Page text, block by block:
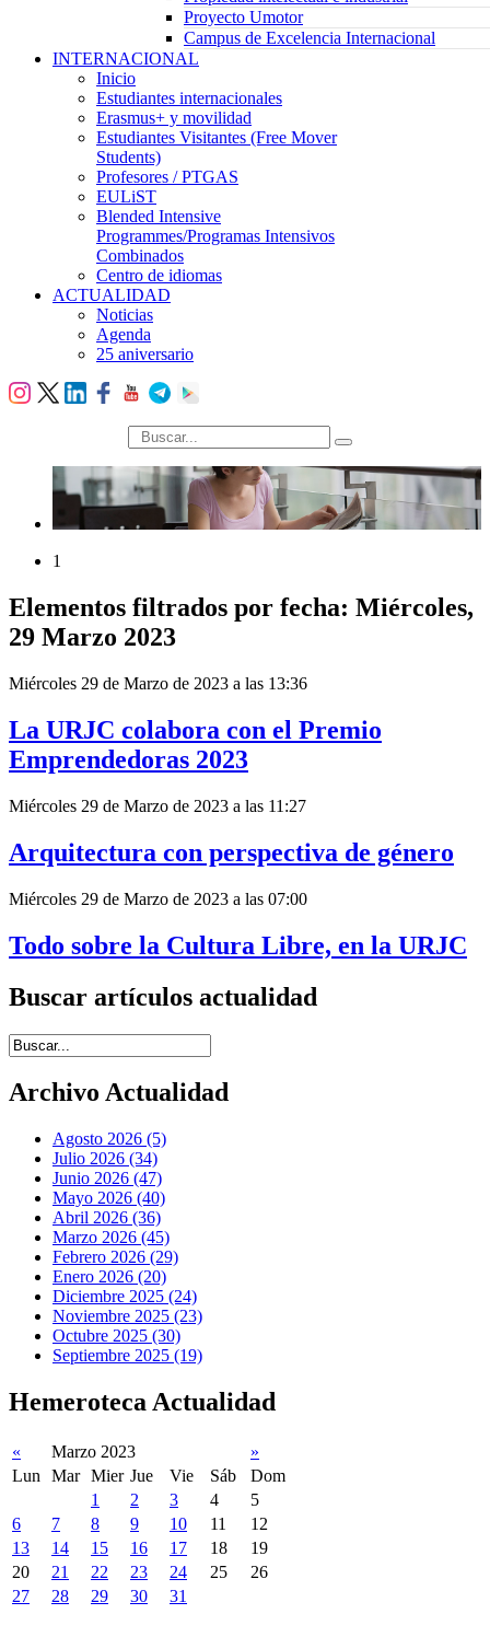
Proyecto Umotor
Campus de Excelencia Internacional
INTERNACIONAL
Inicio
Estudiantes internacionales
Erasmus+ y movilidad
Estudiantes Visitantes (Free Mover
Students)
Profesores / PTGAS
EULiST
Blended Intensive
Programmes/Programas Intensivos
Combinados
Centro de idiomas
ACTUALIDAD
Noticias
Agenda
25 aniversario
búsqueda
1
Elementos filtrados por fecha: Miércoles,
29 Marzo 2023
Miércoles 29 de Marzo de 2023 a las 13:36
La URJC colabora con el Premio
Emprendedoras 2023
Miércoles 29 de Marzo de 2023 a las 11:27
Arquitectura con perspectiva de género
Miércoles 29 de Marzo de 2023 a las 07:00
Todo sobre la Cultura Libre, en la URJC
Buscar artículos actualidad
Introduce términos de búsqueda
Archivo Actualidad
Agosto 2026 (5)
Julio 2026 (34)
Junio 2026 (47)
Mayo 2026 (40)
Abril 2026 (36)
Marzo 2026 (45)
Febrero 2026 (29)
Enero 2026 (20)
Diciembre 2025 (24)
Noviembre 2025 (23)
Octubre 2025 (30)
Septiembre 2025 (19)
Hemeroteca Actualidad
« Marzo 2023
»
Lun
Mar Mier Jue Vie Sáb
Dom
1
2 3 4
5
6
7 8 9 10 11
12
13
14 15 16 17 18
19
20
21 22 23 24 25
26
27
28 29 30 31